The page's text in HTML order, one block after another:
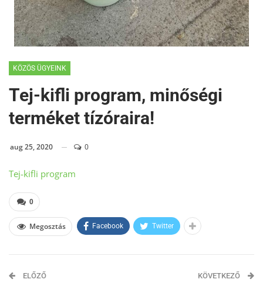
KÖZÖS ÜGYEINK
Tej-kifli program, minőségi
terméket tízóraira!
aug 25, 2020 0
Tej-kifli program
0
Megosztás Facebook Twitter
ELŐZŐ KÖVETKEZŐ